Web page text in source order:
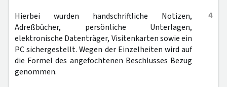
4
Hierbei wurden handschriftliche Notizen,
Adreßbücher, persönliche Unterlagen,
elektronische Datenträger, Visitenkarten sowie ein
PC sichergestellt. Wegen der Einzelheiten wird auf
die Formel des angefochtenen Beschlusses Bezug
genommen.